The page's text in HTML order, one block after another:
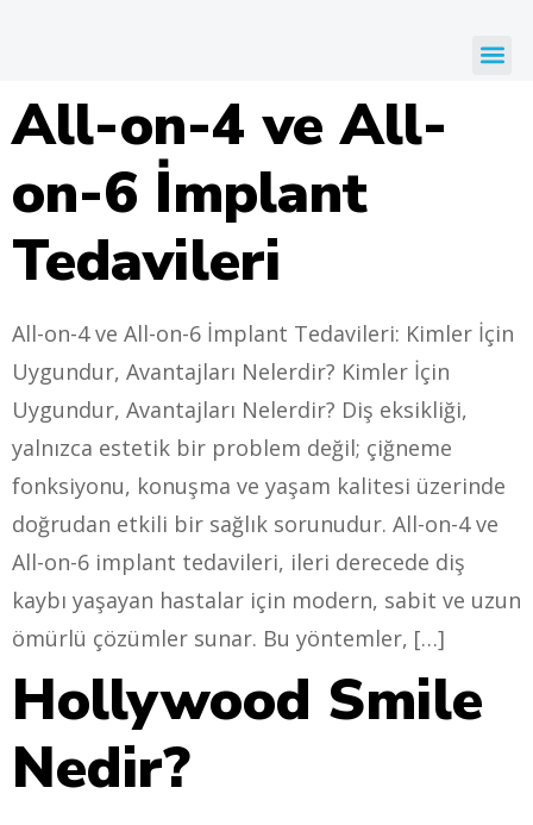
All-on-4 ve All-
on-6 İmplant
Tedavileri
All-on-4 ve All-on-6 İmplant Tedavileri: Kimler İçin
Uygundur, Avantajları Nelerdir? Kimler İçin
Uygundur, Avantajları Nelerdir? Diş eksikliği,
yalnızca estetik bir problem değil; çiğneme
fonksiyonu, konuşma ve yaşam kalitesi üzerinde
doğrudan etkili bir sağlık sorunudur. All-on-4 ve
All-on-6 implant tedavileri, ileri derecede diş
kaybı yaşayan hastalar için modern, sabit ve uzun
ömürlü çözümler sunar. Bu yöntemler, […]
Hollywood Smile
Nedir?